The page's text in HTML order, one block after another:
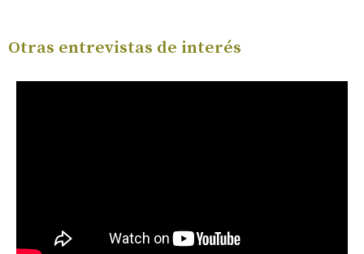
Otras entrevistas de interés